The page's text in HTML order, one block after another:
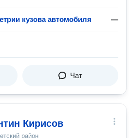
кузова автомобиля —
Чат
Кирисов
район